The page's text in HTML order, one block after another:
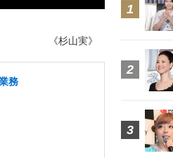
《杉山実》
務